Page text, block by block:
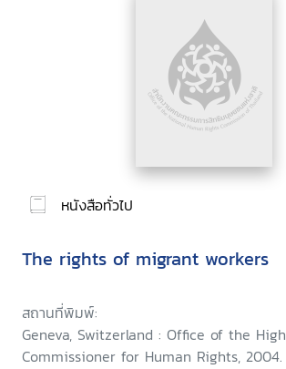
หนังสือทั่วไป
The rights of migrant workers
สถานที่พิมพ์:
Geneva, Switzerland : Office of the High
Commissioner for Human Rights, 2004.